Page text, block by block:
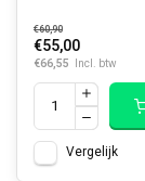
€60,90
€55,00
€66,55 Incl. btw
Vergelijk